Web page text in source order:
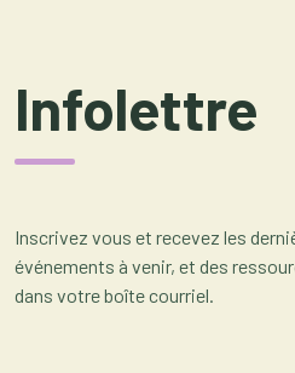
Infolettre
Inscrivez vous et recevez les
événements à venir, et des
dans votre boîte courriel.